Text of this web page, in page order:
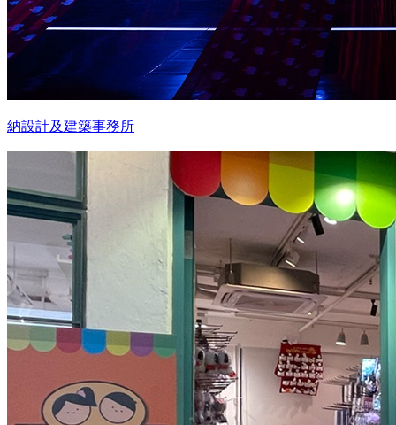
納設計及建築事務所